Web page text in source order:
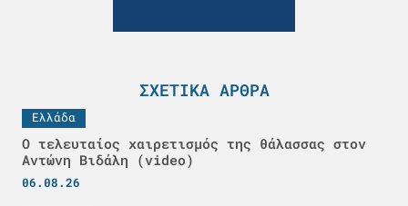
ΣΧΕΤΙΚΆ ΆΡΘΡΑ
Ελλάδα
Ο τελευταίος χαιρετισμός της θάλασσας στον
Αντώνη Βιδάλη (video)
06.08.26